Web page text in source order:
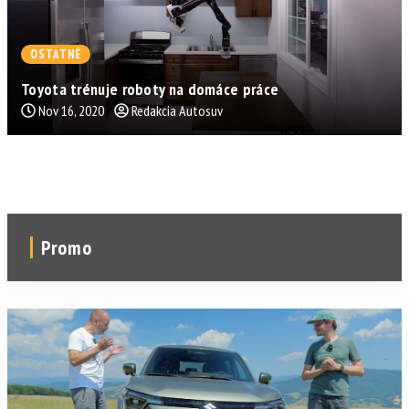
OSTATNÉ
Toyota trénuje roboty na domáce práce
Nov 16, 2020 Redakcia Autosuv
Promo